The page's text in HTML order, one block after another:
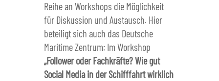
Reihe an Workshops die Möglichkeit
für Diskussion und Austausch. Hier
beteiligt sich auch das Deutsche
Maritime Zentrum: Im Workshop
„Follower oder Fachkräfte? Wie gut
Social Media in der Schifffahrt wirklich